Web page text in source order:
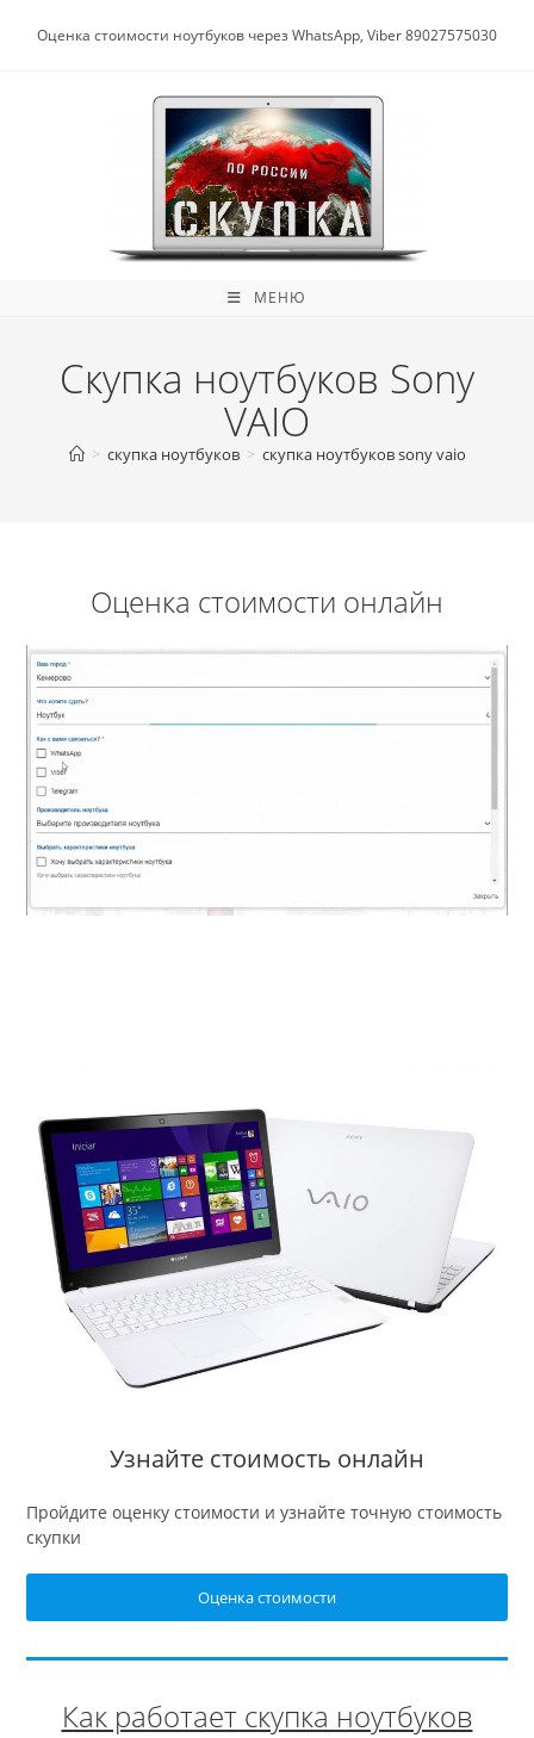
Оценка стоимости ноутбуков через WhatsApp, Viber 89027575030
МЕНЮ
Скупка ноутбуков Sony
VAIO
> скупка ноутбуков > скупка ноутбуков sony vaio
Оценка стоимости онлайн
Узнайте стоимость онлайн
Пройдите оценку стоимости и узнайте точную стоимость
скупки
Оценка стоимости
Как работает скупка ноутбуков